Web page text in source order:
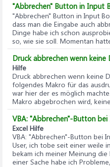
"Abbrechen" Button in Input
"Abbrechen" Button in Input
dass man die Eingabe auch
Dinge habe ich schon
so, wie sie soll. Momentan hatte
Druck abbrechen wenn keine
Hilfe
Druck abbrechen wenn keine
folgendes Makro für das
war hier der es möglich
Makro abgebrochen wird,
VBA: "Abbrechen"-Button
Excel Hilfe
VBA: "Abbrechen"-Button bei
User, ich tobe seit einer weile
bekam ich meiner Meinung
einer Sache habe ich